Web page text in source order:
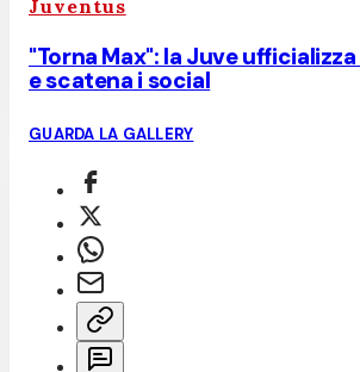
Juventus
"Torna Max": la Juve
e scatena i social
GUARDA LA GALLERY